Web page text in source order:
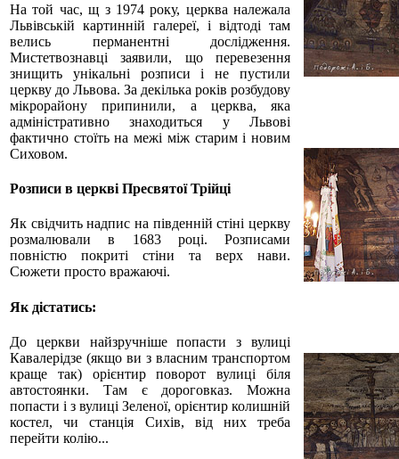
На той час, щ з 1974 року, церква належала
Львівській картинній галереї, і відтоді там
велись перманентні дослідження.
Мистетвознавці заявили, що перевезення
знищить унікальні розписи і не пустили
церкву до Львова. За декілька років розбудову
мікрорайону припинили, а церква, яка
адміністративно знаходиться у Львові
фактично стоїть на межі між старим і новим
Сиховом.
Розписи в церкві Пресвятої Трійці
Як свідчить надпис на південній стіні церкву
розмалювали в 1683 році. Розписами
повністю покриті стіни та верх нави.
Сюжети просто вражаючі.
Як дістатись:
До церкви найзручніше попасти з вулиці
Кавалерідзе (якщо ви з власним транспортом
краще так) орієнтир поворот вулиці біля
автостоянки. Там є дороговказ. Можна
попасти і з вулиці Зеленої, орієнтир колишній
костел, чи станція Сихів, від них треба
перейти колію...